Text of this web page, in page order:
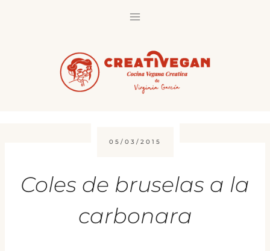
05/03/2015
Coles de bruselas a la
carbonara